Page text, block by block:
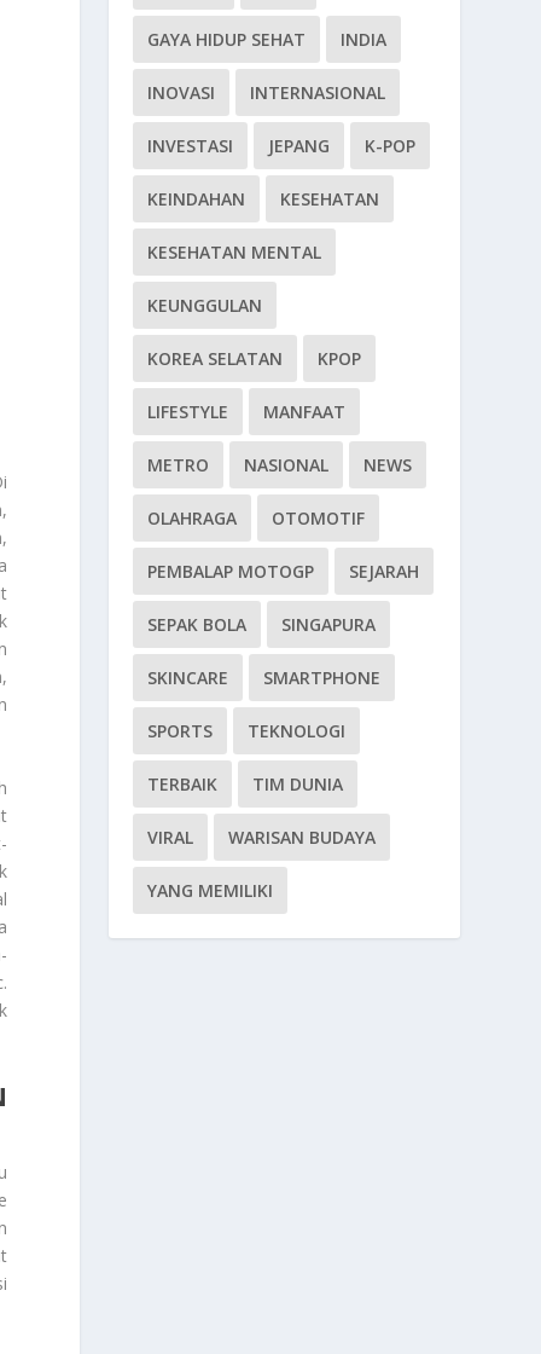
GAYA HIDUP SEHAT INDIA
INOVASI INTERNASIONAL
INVESTASI JEPANG K-POP
KEINDAHAN KESEHATAN
KESEHATAN MENTAL
KEUNGGULAN
KOREA SELATAN KPOP
LIFESTYLE MANFAAT
METRO NASIONAL NEWS
OLAHRAGA OTOMOTIF
PEMBALAP MOTOGP SEJARAH
SEPAK BOLA SINGAPURA
SKINCARE SMARTPHONE
SPORTS TEKNOLOGI
TERBAIK TIM DUNIA
VIRAL WARISAN BUDAYA
YANG MEMILIKI